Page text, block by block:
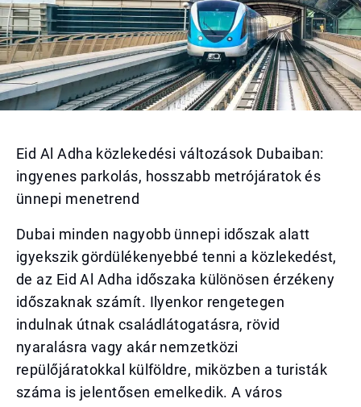
Eid Al Adha közlekedési változások Dubaiban:
ingyenes parkolás, hosszabb metrójáratok és
ünnepi menetrend
Dubai minden nagyobb ünnepi időszak alatt
igyekszik gördülékenyebbé tenni a közlekedést,
de az Eid Al Adha időszaka különösen érzékeny
időszaknak számít. Ilyenkor rengetegen
indulnak útnak családlátogatásra, rövid
nyaralásra vagy akár nemzetközi
repülőjáratokkal külföldre, miközben a turisták
száma is jelentősen emelkedik. A város